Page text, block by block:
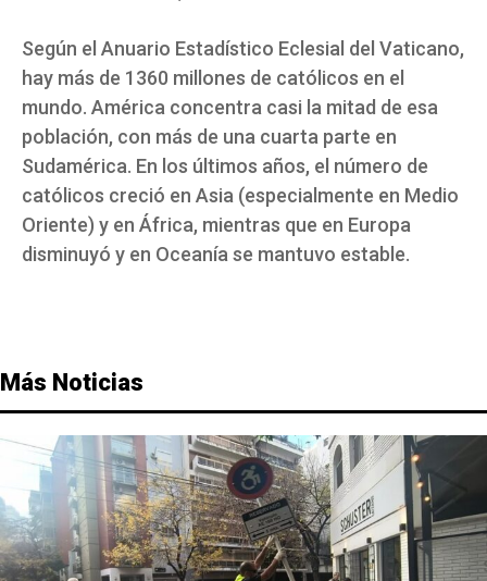
Según el Anuario Estadístico Eclesial del Vaticano,
hay más de 1360 millones de católicos en el
mundo. América concentra casi la mitad de esa
población, con más de una cuarta parte en
Sudamérica. En los últimos años, el número de
católicos creció en Asia (especialmente en Medio
Oriente) y en África, mientras que en Europa
disminuyó y en Oceanía se mantuvo estable.
Más Noticias